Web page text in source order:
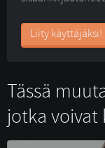
Liity käyttäjäksi!
Tässä
jotka voivat